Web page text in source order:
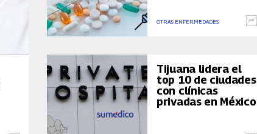
OTRAS ENFERMEDADES
Tijuana lidera el
top 10 de ciudades
con clínicas
privadas en México